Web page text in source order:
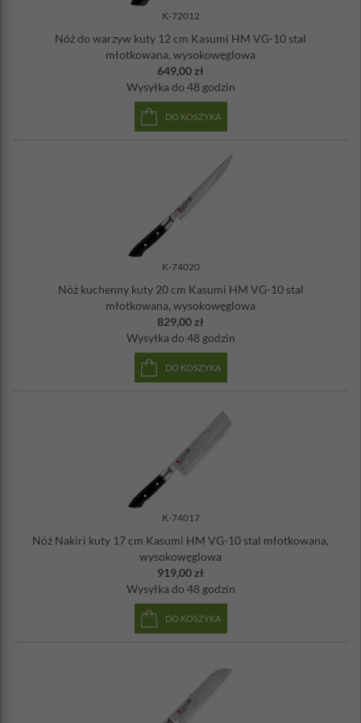
K-72012
Nóż do warzyw kuty 12 cm Kasumi HM VG-10 stal
młotkowana, wysokowęglowa
649,00 zł
Wysyłka do 48 godzin
DO KOSZYKA
K-74020
Nóż kuchenny kuty 20 cm Kasumi HM VG-10 stal
młotkowana, wysokowęglowa
829,00 zł
Wysyłka do 48 godzin
DO KOSZYKA
K-74017
Nóż Nakiri kuty 17 cm Kasumi HM VG-10 stal młotkowana,
wysokowęglowa
919,00 zł
Wysyłka do 48 godzin
DO KOSZYKA